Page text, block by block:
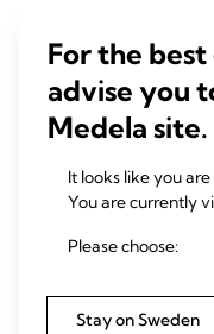
Det rätta stödet gör
bröstvårdsprodukter
tillsammans som ett
ömhet, skyddar
Purelan™
Contact™
bröstvårtor under
For the
advise you
Medela site.
It looks like you
You are currently
Please choose:
Stay on Sweden